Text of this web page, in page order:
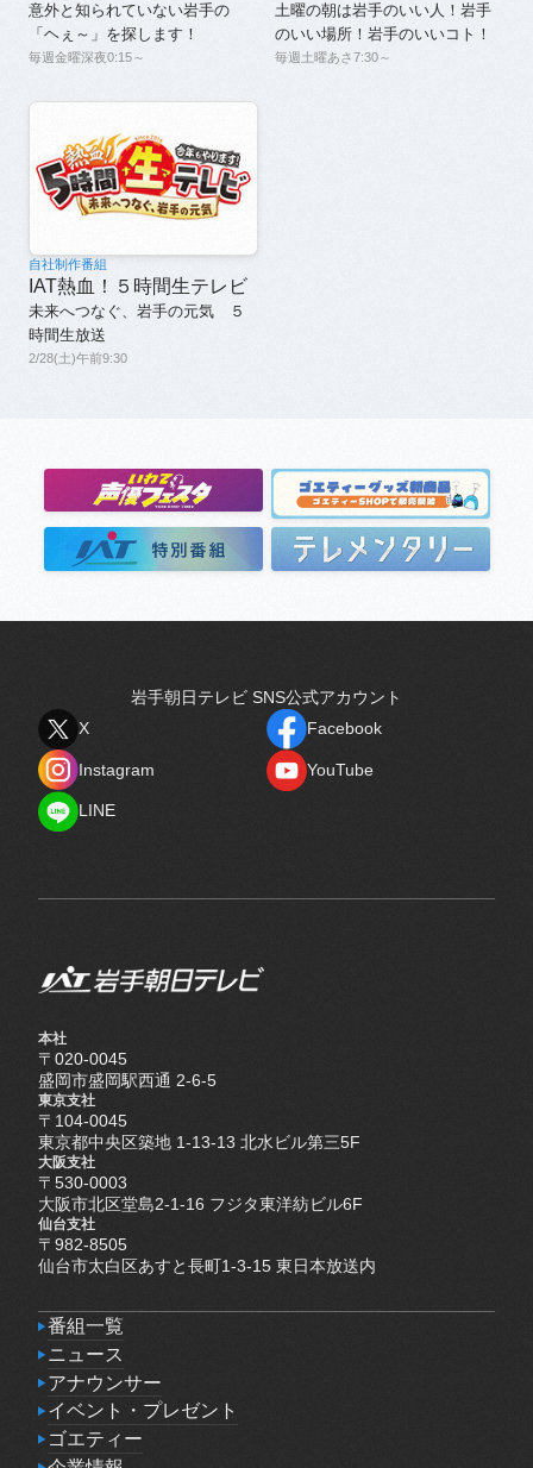
意外と知られていない岩手の
「ヘぇ～」を探します！
毎週金曜深夜0:15～
土曜の朝は岩手のいい人！岩手
のいい場所！岩手のいいコト！
毎週土曜あさ7:30～
自社制作番組
IAT熱血！５時間生テレビ
未来へつなぐ、岩手の元気 ５
時間生放送
2/28(土)午前9:30
岩手朝日テレビ SNS公式アカウント
X
Facebook
Instagram
YouTube
LINE
本社
〒020-0045
盛岡市盛岡駅西通 2-6-5
東京支社
〒104-0045
東京都中央区築地 1-13-13 北水ビル第三5F
大阪支社
〒530-0003
大阪市北区堂島2-1-16 フジタ東洋紡ビル6F
仙台支社
〒982-8505
仙台市太白区あすと長町1-3-15 東日本放送内
番組一覧
番組一覧
ニュース
ニュース
アナウンサー
アナウンサー
イベント・プレゼント
イベント・プレゼント
ゴエティー